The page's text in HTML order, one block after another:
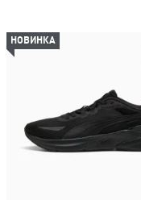
НОВИНКА